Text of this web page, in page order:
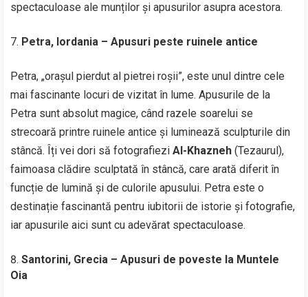
spectaculoase ale munților și apusurilor asupra acestora.
Petra, Iordania – Apusuri peste ruinele antice
Petra, „orașul pierdut al pietrei roșii”, este unul dintre cele
mai fascinante locuri de vizitat în lume. Apusurile de la
Petra sunt absolut magice, când razele soarelui se
strecoară printre ruinele antice și luminează sculpturile din
stâncă. Îți vei dori să fotografieziAl-Khazneh (Tezaurul),
faimoasa clădire sculptată în stâncă, care arată diferit în
funcție de lumină și de culorile apusului. Petra este o
destinație fascinantă pentru iubitorii de istorie și fotografie,
iar apusurile aici sunt cu adevărat spectaculoase.
Santorini, Grecia – Apusuri de poveste la Muntele
Oia